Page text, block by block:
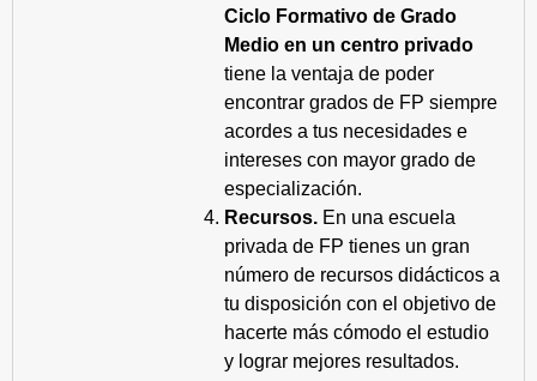
Ciclo Formativo de Grado
Medio en un centro privado
tiene la ventaja de poder
encontrar grados de FP siempre
acordes a tus necesidades e
intereses con mayor grado de
especialización.
Recursos. En una escuela
privada de FP tienes un gran
número de recursos didácticos a
tu disposición con el objetivo de
hacerte más cómodo el estudio
y lograr mejores resultados.